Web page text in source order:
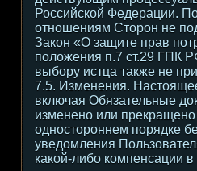
Российской Федерации.
отношениям Сторон не
Закон «О защите прав
положения п.7 ст.29 ГПК
выбору истца также не
7.5. Изменения.
включая Обязательные
изменено или
одностороннем порядке
уведомления
какой-либо компенсации в